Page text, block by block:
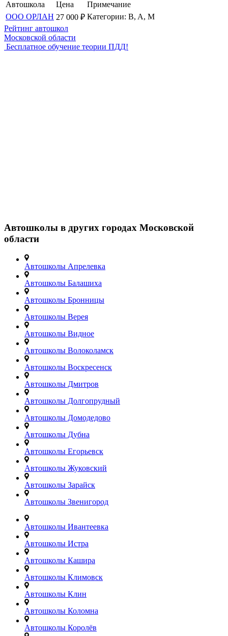
Автошкола Цена
Примечание
ООО ОРЛАН 27 000 ₽ Категории: B, A, M
Рейтинг автошкол
Московской области
Бесплатное обучение теории ПДД!
Автошколы в других городах Московской
области
Автошколы Апрелевка
Автошколы Балашиха
Автошколы Бронницы
Автошколы Верея
Автошколы Видное
Автошколы Волоколамск
Автошколы Воскресенск
Автошколы Дмитров
Автошколы Долгопрудный
Автошколы Домодедово
Автошколы Дубна
Автошколы Егорьевск
Автошколы Жуковский
Автошколы Зарайск
Автошколы Звенигород
Автошколы Ивантеевка
Автошколы Истра
Автошколы Кашира
Автошколы Климовск
Автошколы Клин
Автошколы Коломна
Автошколы Королёв